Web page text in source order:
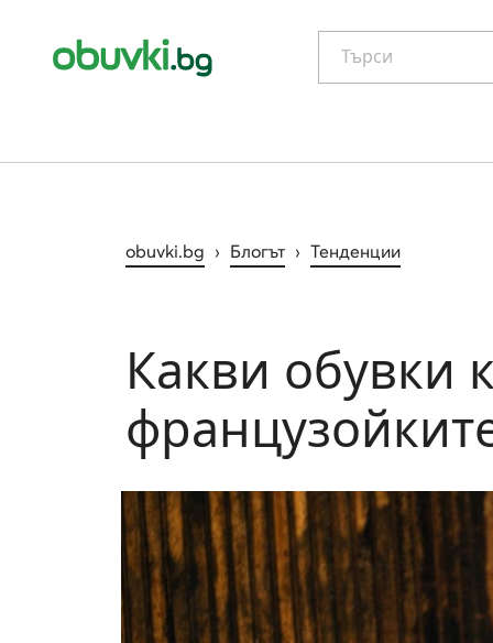
Търси
obuvki.bg › Блогът › Тенденции
Какви обувки